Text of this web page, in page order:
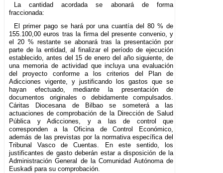
La cantidad acordada se abonará de forma
fraccionada:
El primer pago se hará por una cuantía del 80 % de
155.100,00 euros tras la firma del presente convenio, y
el 20 % restante se abonará tras la presentación por
parte de la entidad, al finalizar el período de ejecución
establecido, antes del 15 de enero del año siguiente, de
una memoria de actividad que incluya una evaluación
del proyecto conforme a los criterios del Plan de
Adicciones vigente, y justificando los gastos que se
hayan efectuado, mediante la presentación de
documentos originales o debidamente compulsados.
Cáritas Diocesana de Bilbao se someterá a las
actuaciones de comprobación de la Dirección de Salud
Pública y Adicciones, y a las de control que
corresponden a la Oficina de Control Económico,
además de las previstas por la normativa específica del
Tribunal Vasco de Cuentas. En este sentido, los
justificantes de gasto deberán estar a disposición de la
Administración General de la Comunidad Autónoma de
Euskadi para su comprobación.